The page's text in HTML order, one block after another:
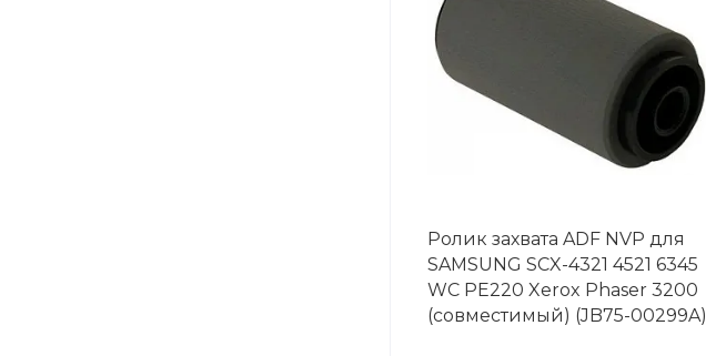
Ролик захвата ADF NVP для
SAMSUNG SCX-4321 4521 6345
WC PE220 Xerox Phaser 3200
(совместимый) (JB75-00299A)